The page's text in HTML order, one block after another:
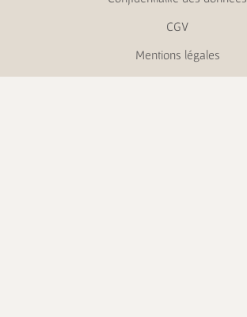
CGV
Mentions légales